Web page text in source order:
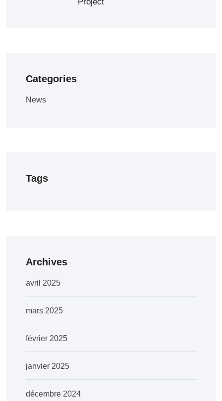
Categories
News
Tags
Archives
avril 2025
mars 2025
février 2025
janvier 2025
décembre 2024